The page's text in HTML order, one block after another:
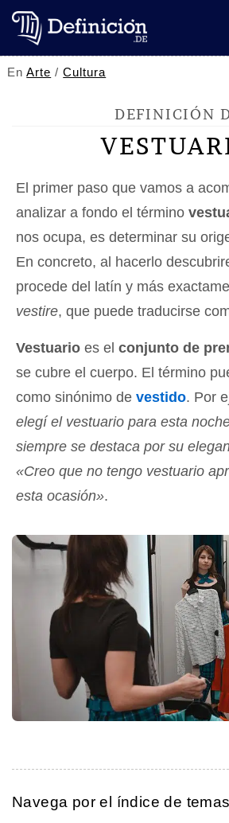
EnArte /Cultura
DEFINICIÓN
El primer paso que vamos a
analizar a fondo el término
nos ocupa, es determinar su
En concreto, al hacerlo
procede del latín y más
vestire, que puede traducirse
Vestuario es el conjunto de
se cubre el cuerpo. El término
como sinónimo de vestido. Por
elegí el vestuario para esta
siempre se destaca por su
«Creo que no tengo vestuario
esta ocasión».
Navega por el índice de